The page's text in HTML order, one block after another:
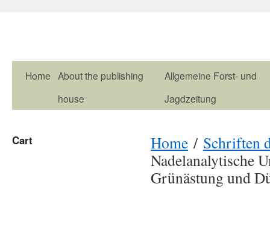
Home About the publishing
house
Allgemeine Forst- und
Jagdzeitung
Home / Schriften
Nadelanalytische
Grünästung und
Cart